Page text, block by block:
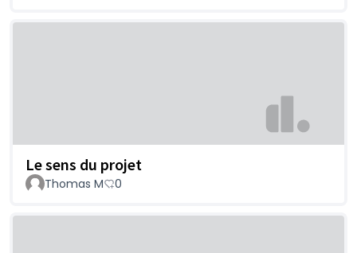
Le sens du projet
Thomas M 0